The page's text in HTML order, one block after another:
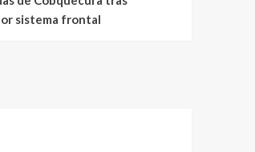
sistema frontal